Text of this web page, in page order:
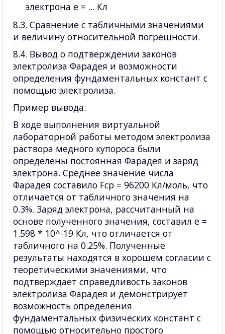
электрона e = ... Кл
8.3. Сравнение с табличными значениями
и величину относительной погрешности.
8.4. Вывод о подтверждении законов
электролиза Фарадея и возможности
определения фундаментальных констант с
помощью электролиза.
Пример вывода:
В ходе выполнения виртуальной
лабораторной работы методом электролиза
раствора медного купороса были
определены постоянная Фарадея и заряд
электрона. Среднее значение числа
Фарадея составило Fср = 96200 Кл/моль, что
отличается от табличного значения на
0.3%. Заряд электрона, рассчитанный на
основе полученного значения, составил e =
1.598 * 10^-19 Кл, что отличается от
табличного на 0.25%. Полученные
результаты находятся в хорошем согласии с
теоретическими значениями, что
подтверждает справедливость законов
электролиза Фарадея и демонстрирует
возможность определения
фундаментальных физических констант с
помощью относительно простого